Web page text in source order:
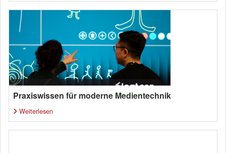
Praxiswissen für moderne Medientechnik
Weiterlesen